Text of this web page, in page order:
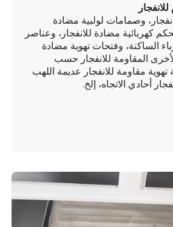
وصمامات لولبية مضادة
كهربائية مضادة للانفجار، وعناصر
الساكنة، وفتحات تهوية مضادة
المقاومة للانفجار حسب
مقاومة للانفجار عديمة اللهب
أحادي الاتجاه، إلخ.